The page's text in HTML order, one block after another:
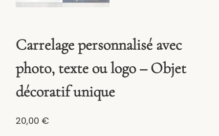
Carrelage personnalisé avec
photo, texte ou logo – Objet
décoratif unique
20,00 €